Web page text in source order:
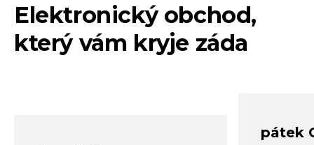
Elektronický obchod,
který vám kryje záda
pátek